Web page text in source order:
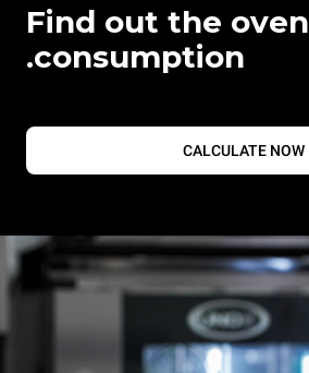
Find out the oven
consumption.
CALCULATE NOW